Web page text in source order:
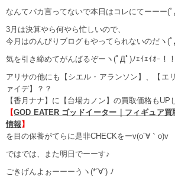
なんてバカ言ってないで本日はコレにてーーー(
3月は決算やら何やら忙しいので、
今月はのんびりブログもやってられないのだヽ(
気を引き締めてがんばるぞーヽ(ﾟДﾟ)ﾉｴｲｴｲｵｰ！！
アリサの他にも【シエル・アランソン】、【エ
ァイデ】？？
【香月ナナ】に【台場カノン】の買取価格もUP
【GOD EATER ゴッドイーター｜フィギュア
情報 】
を目の保養がてらに是非CHECKをーv(o´∀｀o)v
ではでは、また明日でーーす♪
ごきげんよぉーーーうヽ(*´∀`) ﾉ